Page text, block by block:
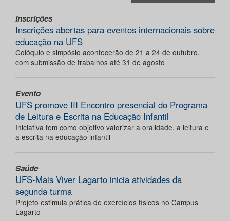
Inscrições
Inscrições abertas para eventos internacionais sobre
educação na UFS
Colóquio e simpósio acontecerão de 21 a 24 de outubro,
com submissão de trabalhos até 31 de agosto
Evento
UFS promove III Encontro presencial do Programa
de Leitura e Escrita na Educação Infantil
Iniciativa tem como objetivo valorizar a oralidade, a leitura e
a escrita na educação infantil
Saúde
UFS-Mais Viver Lagarto inicia atividades da
segunda turma
Projeto estimula prática de exercícios físicos no Campus
Lagarto